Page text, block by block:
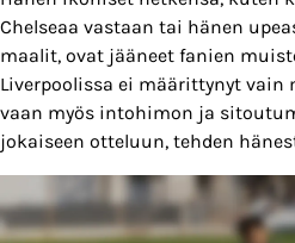
Chelseaa vastaan tai hänen
maalit, ovat jääneet fanien
Liverpoolissa ei määrittynyt
vaan myös intohimon ja
jokaiseen otteluun, tehden